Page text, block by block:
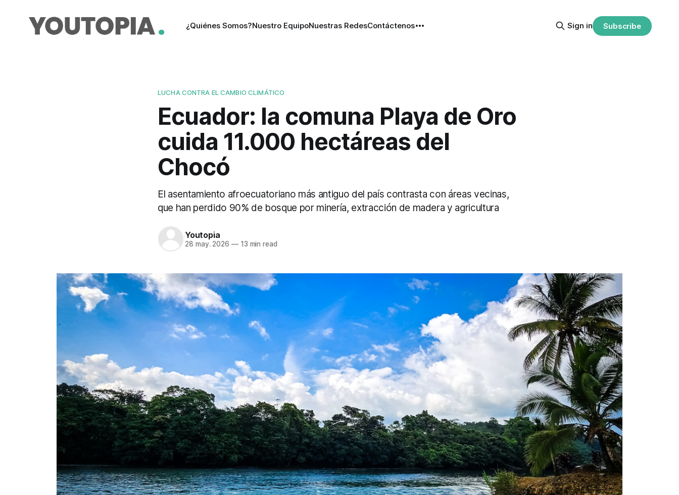
¿Quiénes Somos?Nuestro EquipoNuestras RedesContáctenos Sign in Subscribe
LUCHA CONTRA EL CAMBIO CLIMÁTICO
Ecuador: la comuna Playa de Oro
cuida 11.000 hectáreas del
Chocó
El asentamiento afroecuatoriano más antiguo del país contrasta con áreas vecinas,
que han perdido 90% de bosque por minería, extracción de madera y agricultura
Youtopia
28 may. 2026 —13 min read